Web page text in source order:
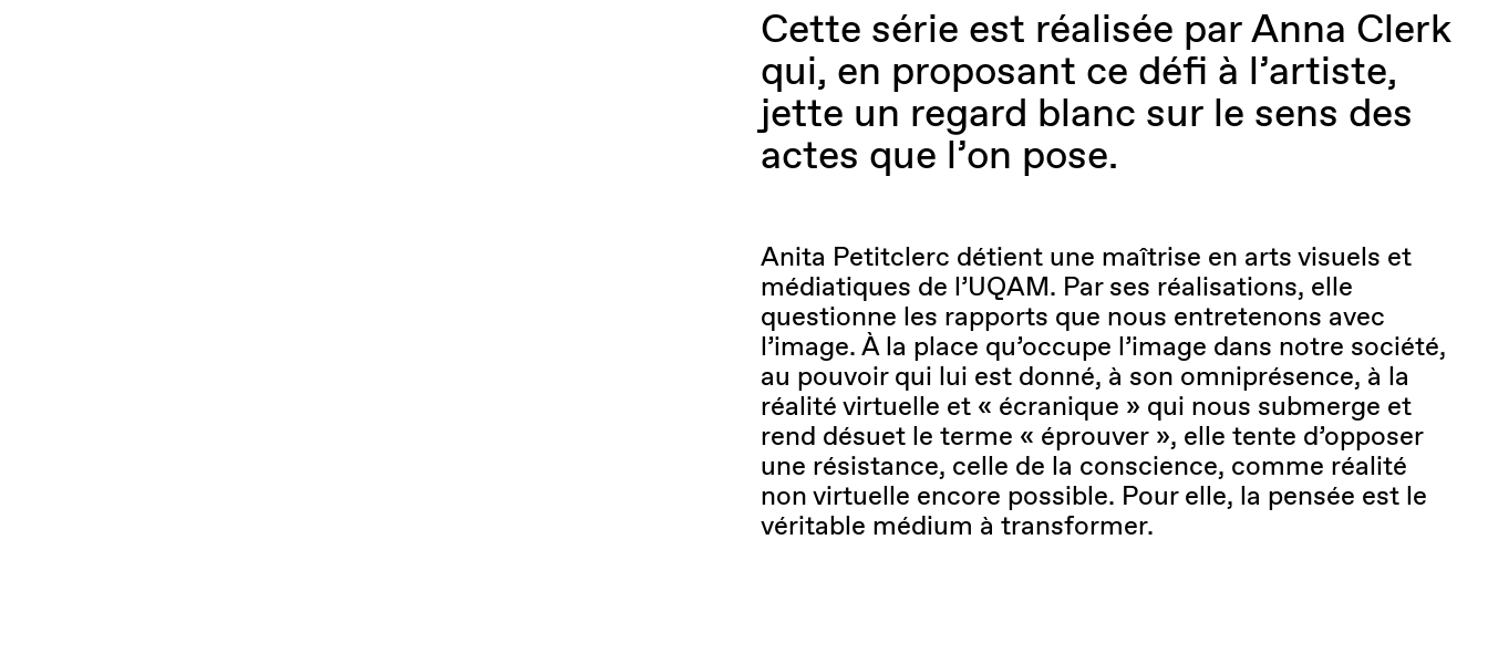
Cette série est réalisée par Anna Clerk
qui, en proposant ce défi à l’artiste,
jette un regard blanc sur le sens des
actes que l’on pose.
Anita Petitclerc détient une maîtrise en arts visuels et
médiatiques de l’UQAM. Par ses réalisations, elle
questionne les rapports que nous entretenons avec
l’image. À la place qu’occupe l’image dans notre société,
au pouvoir qui lui est donné, à son omniprésence, à la
réalité virtuelle et « écranique » qui nous submerge et
rend désuet le terme « éprouver », elle tente d’opposer
une résistance, celle de la conscience, comme réalité
non virtuelle encore possible. Pour elle, la pensée est le
véritable médium à transformer.